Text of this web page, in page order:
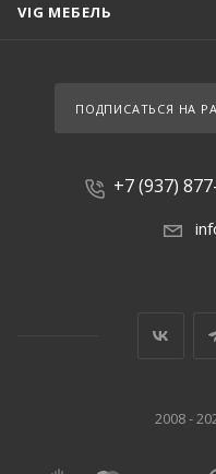
VIG МЕБЕЛЬ
ПОДПИСАТЬСЯ НА
+7 (937)
2008 -